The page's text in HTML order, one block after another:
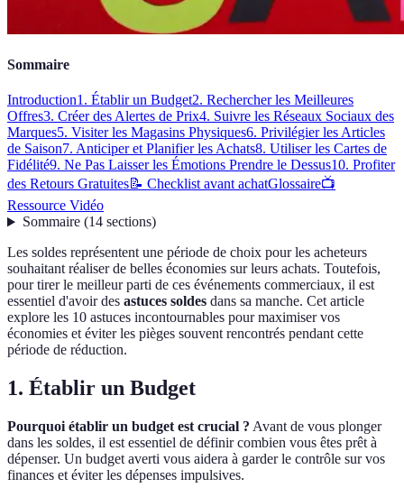
Sommaire
Introduction1. Établir un Budget2. Rechercher les Meilleures
Offres3. Créer des Alertes de Prix4. Suivre les Réseaux Sociaux des
Marques5. Visiter les Magasins Physiques6. Privilégier les Articles
de Saison7. Anticiper et Planifier les Achats8. Utiliser les Cartes de
Fidélité9. Ne Pas Laisser les Émotions Prendre le Dessus10. Profiter
des Retours Gratuites📝 Checklist avant achatGlossaire📺
Ressource Vidéo
Sommaire(14 sections)
Les soldes représentent une période de choix pour les acheteurs
souhaitant réaliser de belles économies sur leurs achats. Toutefois,
pour tirer le meilleur parti de ces événements commerciaux, il est
essentiel d'avoir des astuces soldes dans sa manche. Cet article
explore les 10 astuces incontournables pour maximiser vos
économies et éviter les pièges souvent rencontrés pendant cette
période de réduction.
1. Établir un Budget
Pourquoi établir un budget est crucial ? Avant de vous plonger
dans les soldes, il est essentiel de définir combien vous êtes prêt à
dépenser. Un budget averti vous aidera à garder le contrôle sur vos
finances et éviter les dépenses impulsives.